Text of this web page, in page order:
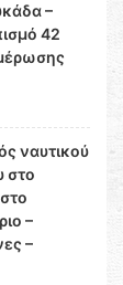
–
42
ναυτικού
στο
–
–